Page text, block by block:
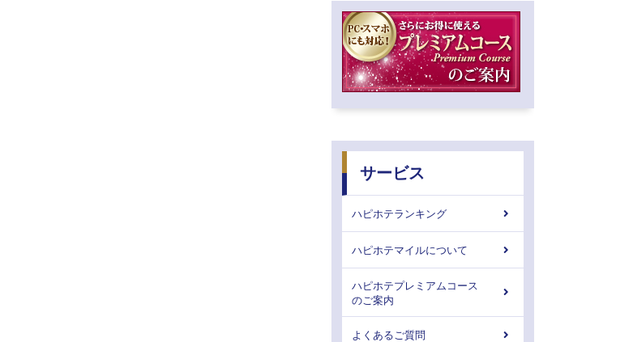
サービス
ハピホテランキング
ハピホテマイルについて
ハピホテプレミアムコース
のご案内
よくあるご質問